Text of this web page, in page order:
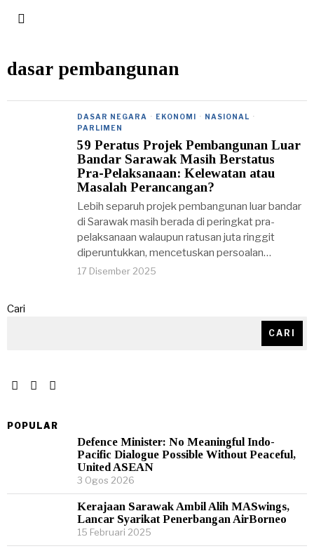
dasar pembangunan
DASAR NEGARA · EKONOMI · NASIONAL ·
PARLIMEN
59 Peratus Projek Pembangunan Luar
Bandar Sarawak Masih Berstatus
Pra-Pelaksanaan: Kelewatan atau
Masalah Perancangan?
Lebih separuh projek pembangunan luar bandar
di Sarawak masih berada di peringkat pra-
pelaksanaan walaupun ratusan juta ringgit
diperuntukkan, mencetuskan persoalan…
17 Disember 2025
Cari
CARI
POPULAR
Defence Minister: No Meaningful Indo-
Pacific Dialogue Possible Without Peaceful,
United ASEAN
3 Ogos 2026
Kerajaan Sarawak Ambil Alih MASwings,
Lancar Syarikat Penerbangan AirBorneo
15 Februari 2025